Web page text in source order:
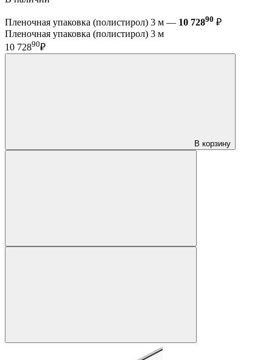
Пленочная упаковка (полистирол) 3 м — 10 72890 ₽
Пленочная упаковка (полистирол) 3 м
10 72890₽
В корзину